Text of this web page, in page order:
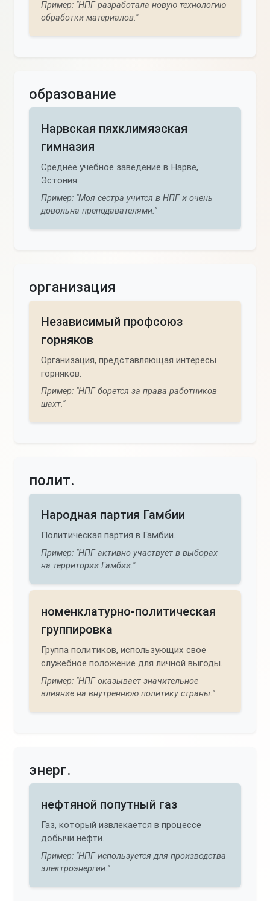
Пример: "НПГ разработала новую технологию
обработки материалов."
образование
Нарвская пяхклимяэская
гимназия
Среднее учебное заведение в Нарве,
Эстония.
Пример: "Моя сестра учится в НПГ и очень
довольна преподавателями."
организация
Независимый профсоюз
горняков
Организация, представляющая интересы
горняков.
Пример: "НПГ борется за права работников
шахт."
полит.
Народная партия Гамбии
Политическая партия в Гамбии.
Пример: "НПГ активно участвует в выборах
на территории Гамбии."
номенклатурно-политическая
группировка
Группа политиков, использующих свое
служебное положение для личной выгоды.
Пример: "НПГ оказывает значительное
влияние на внутреннюю политику страны."
энерг.
нефтяной попутный газ
Газ, который извлекается в процессе
добычи нефти.
Пример: "НПГ используется для производства
электроэнергии."